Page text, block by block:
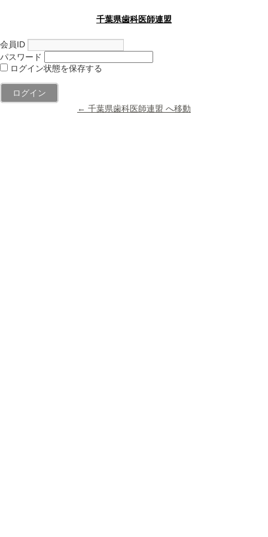
千葉県歯科医師連盟
会員ID
パスワード
ログイン状態を保存する
← 千葉県歯科医師連盟 へ移動